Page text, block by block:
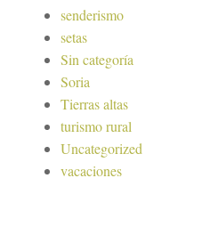
senderismo
setas
Sin categoría
Soria
Tierras altas
turismo rural
Uncategorized
vacaciones